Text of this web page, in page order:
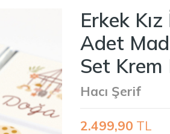
Erkek
Adet
Set Krem
Hacı Şerif
2.499,90 TL